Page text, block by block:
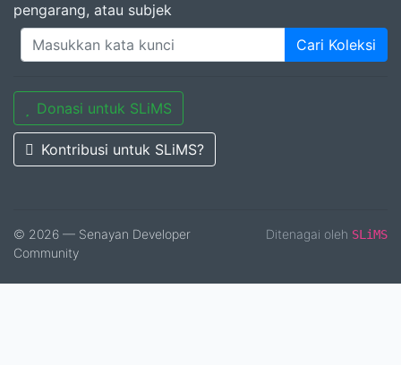
pengarang, atau subjek
Cari Koleksi
Donasi untuk SLiMS
Kontribusi untuk SLiMS?
© 2026 — Senayan Developer
Community
Ditenagai oleh SLiMS